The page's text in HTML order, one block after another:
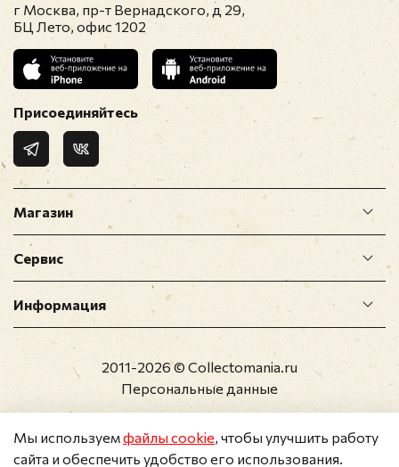
Магазин
Сервис
Информация
г Москва, пр-т Вернадского, д 29,
БЦ Лето, офис 1202
Присоединяйтесь
2011-2026 © Collectomania.ru
Персональные данные
Мы используемфайлы cookie, чтобы улучшить работу
сайта и обеспечить удобство его использования.